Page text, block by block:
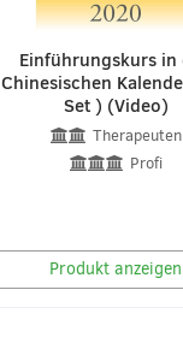
Einführungskurs in
Chinesischen
Set ) (Video)
Therapeuten
Profi
Produkt anzeigen